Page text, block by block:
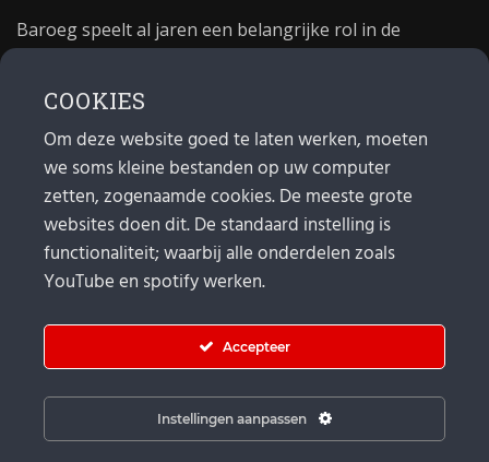
Baroeg speelt al jaren een belangrijke rol in de
poppodium 40 jaar.
MAIL
Algemeen: info@baroeg.nl
Bands & boeking: leon@baroeg.nl
Promotie & publiciteit: francis@baroeg.nl
COOKIES
Om deze website goed te laten werken, moeten
we soms kleine bestanden op uw computer
zetten, zogenaamde cookies. De meeste grote
websites doen dit. De standaard instelling is
functionaliteit; waarbij alle onderdelen zoals
YouTube en spotify werken.
Accepteer
Instellingen aanpassen